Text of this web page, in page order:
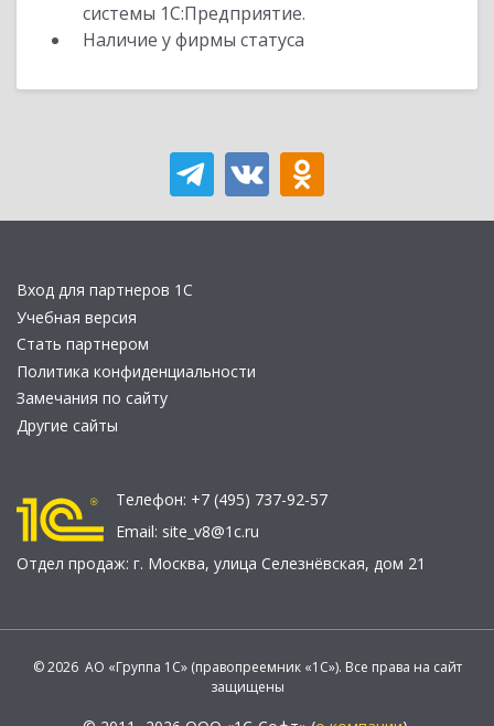
системы 1С:Предприятие.
Наличие у фирмы статуса
Вход для партнеров 1С
Учебная версия
Стать партнером
Политика конфиденциальности
Замечания по сайту
Другие сайты
Телефон: +7 (495) 737-92-57
Email: site_v8@1c.ru
Отдел продаж: г. Москва, улица Селезнёвская, дом 21
© 2026 АО «Группа 1С» (правопреемник «1С»). Все права на сайт
защищены